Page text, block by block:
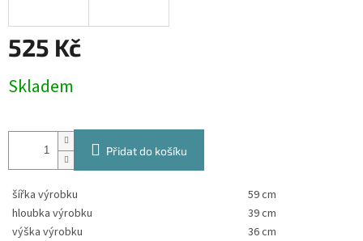
525 Kč
cena:
Skladem
Přidat do košíku
šířka výrobku
59 cm
hloubka výrobku
39 cm
výška výrobku
36 cm